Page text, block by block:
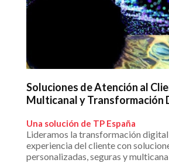
Soluciones de Atención al
Multicanal y Transformación
Una solución de TP España
Lideramos la transformación digital
experiencia del cliente con
personalizadas, seguras y